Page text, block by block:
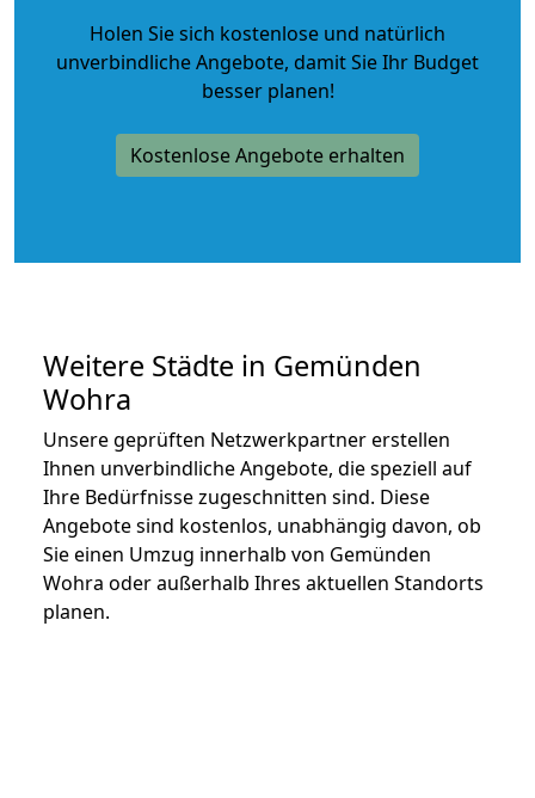
Holen Sie sich kostenlose und natürlich
unverbindliche Angebote, damit Sie Ihr Budget
besser planen!
Kostenlose Angebote erhalten
Weitere Städte in Gemünden
Wohra
Unsere geprüften Netzwerkpartner erstellen
Ihnen unverbindliche Angebote, die speziell auf
Ihre Bedürfnisse zugeschnitten sind. Diese
Angebote sind kostenlos, unabhängig davon, ob
Sie einen Umzug innerhalb von Gemünden
Wohra oder außerhalb Ihres aktuellen Standorts
planen.